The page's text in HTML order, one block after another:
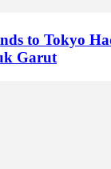
to Tokyo
Garut